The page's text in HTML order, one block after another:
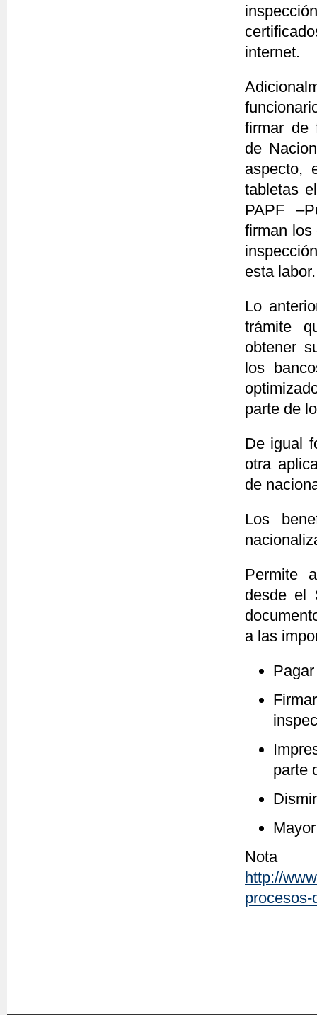
internet.
firmar de
de
aspecto,
tabletas
PAPF
firman los
esta labor.
Lo
trámite
obtener
los
parte de
De igual
otra
de
Los
Permite
desde el
a las
parte
http://